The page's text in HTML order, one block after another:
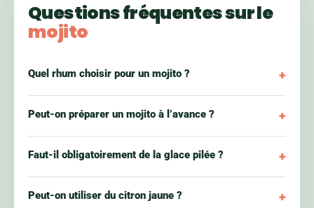
Questions fréquentes sur le
mojito
Quel rhum choisir pour un mojito ?
Peut-on préparer un mojito à l’avance ?
Faut-il obligatoirement de la glace pilée ?
Peut-on utiliser du citron jaune ?